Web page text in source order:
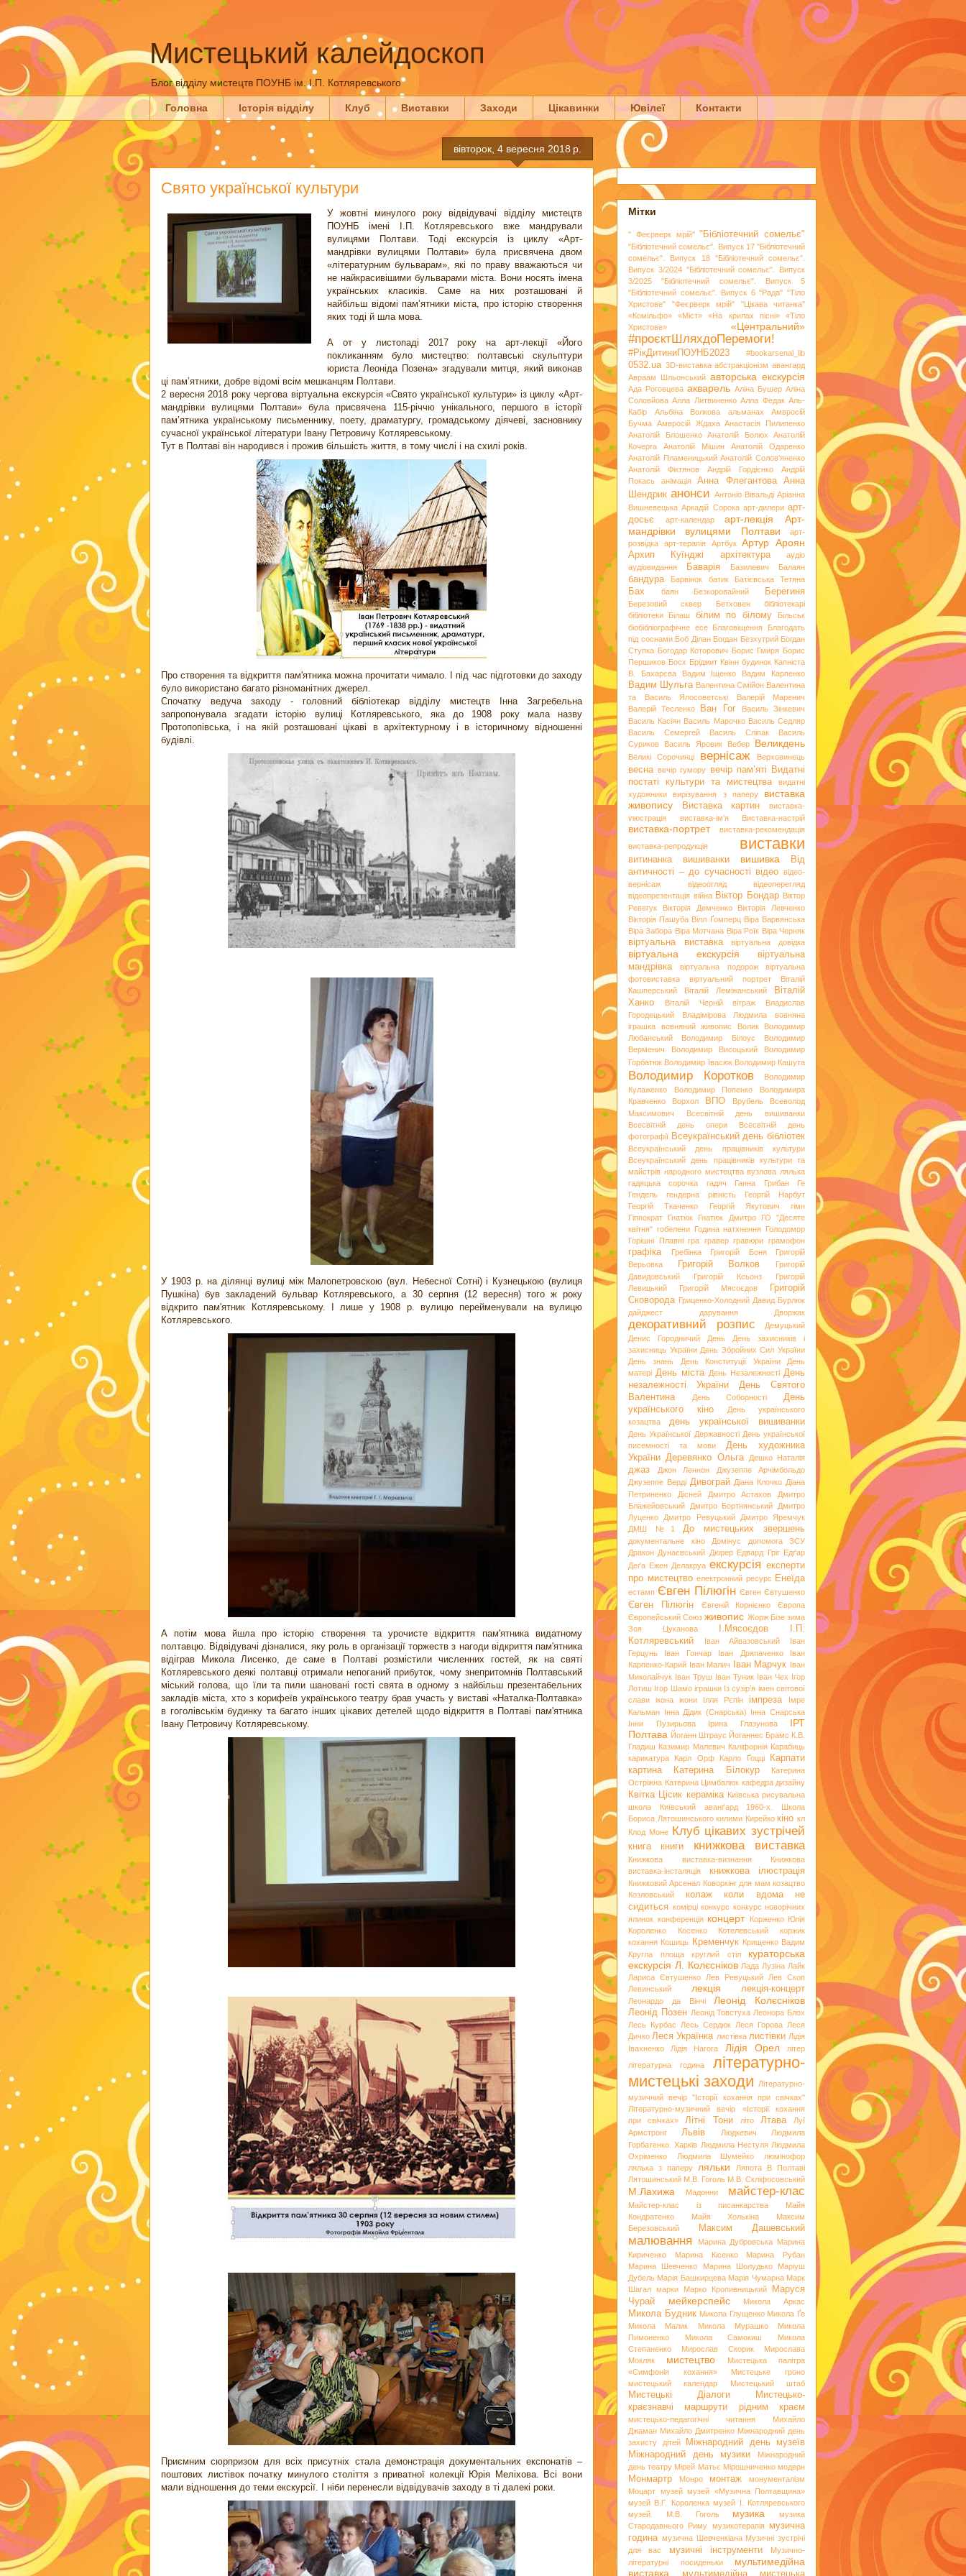
Мистецький калейдоскоп
Блог відділу мистецтв ПОУНБ ім. І.П. Котляревського
Головна Історія відділу Клуб Виставки Заходи Цікавинки Ювілеї Контакти
вівторок, 4 вересня 2018 р.
Свято української культури
У жовтні минулого року відвідувачі відділу мистецтв
ПОУНБ імені І.П. Котляревського вже мандрували
вулицями Полтави. Тоді екскурсія із циклу «Арт-
мандрівки вулицями Полтави» була присвячена двом
«літературним бульварам», які по праву вважаються чи
не найкрасивішими бульварами міста. Вони носять імена
українських класиків. Саме на них розташовані й
найбільш відомі пам’ятники міста, про історію створення
яких тоді й шла мова.
А от у листопаді 2017 року на арт-лекції «Його
покликанням було мистецтво: полтавські скульптури
юриста Леоніда Позена» згадували митця, який виконав
ці пам’ятники, добре відомі всім мешканцям Полтави.
2 вересня 2018 року чергова віртуальна екскурсія «Свято української культури» із циклу «Арт-
мандрівки вулицями Полтави» була присвячена 115-річчю унікального, першого в історії
пам’ятника українському письменнику, поету, драматургу, громадському діячеві, засновнику
сучасної української літератури Івану Петровичу Котляревському.
Тут в Полтаві він народився і прожив більшість життя, в тому числі і на схилі років.
Про створення та відкриття пам'ятника можна прочитати чимало. І під час підготовки до заходу
було використано багато різноманітних джерел.
Спочатку ведуча заходу - головний бібліотекар відділу мистецтв Інна Загребельна
запропонувала згадати історію вулиці Котляревського, яка до 1908 року мала назву
Протопопівська, і на якій розташовані цікаві в архітектурному і в історичному відношенні
будівлі.
У 1903 р. на ділянці вулиці між Малопетровскою (вул. Небесної Сотні) і Кузнецькою (вулиця
Пушкіна) був закладений бульвар Котляревського, а 30 серпня (12 вересня) того ж року
відкрито пам'ятник Котляревському. І лише у 1908 р. вулицю перейменували на вулицю
Котляревського.
А потім мова йшла про історію створення та урочисте відкриття пам'ятника видатному
полтавцю. Відвідувачі дізналися, яку роль в організації торжеств з нагоди відкриття пам'ятника
відіграв Микола Лисенко, де саме в Полтаві розмістили численних гостей, як на святі
Котляревського деякі полтавці отримали непоганий прибуток, чому знепритомнів Полтавський
міський голова, що їли та пили шановані гості свята в одному з найбільш презентабельних
закладів міста, хто з корифеїв українського театру брав участь у виставі «Наталка-Полтавка»
в гоголівськім будинку та багато інших цікавих детелей щодо відкриття в Полтаві пам'ятника
Івану Петровичу Котляревському.
Приємним сюрпризом для всіх присутніх стала демонстрація документальних експонатів –
поштових листівок початку минулого століття з приватної колекції Юрія Меліхова. Всі вони
мали відношення до теми екскурсії. І ніби перенесли відвідувачів заходу в ті далекі роки.
Мітки
" Феєрверк мрій" "Бібліотечний сомельє"
"Бібліотечний сомельє". Випуск 17 "Бібліотечний
сомельє". Випуск 18
"Бібліотечний сомельє".
Випуск 3/2024 "Бібліотечний сомельє". Випуск
3/2025
"Бібліотечний сомельє". Випуск 5
"Бібліотечний сомельє". Випуск 6 "Рада" "Тіло
Христове"
"Феєрверк мрій"
"Цікава читанка"
«Комільфо»
«Міст» «На крилах пісні»
«Тіло
Христове»
«Центральний»
#проєктШляхдоПеремоги!
#РікДитиниПОУНБ2023 #bookarsenal_lib
0532.ua 3D-виставка абстракціонізм авангард
Авраам Шльонський авторська екскурсія
Ада Роговцева акварель Аліна Бушер Аліна
Соловйова Алла Литвиненко Алла Федак Аль-
Кабір
Альбіна Волкова альманах
Амвросій
Бучма Амвросій Ждаха Анастасія Пилипенко
Анатолій Блошенко
Анатолій Болюх
Анатолій
Кочерга
Анатолій Мішин
Анатолій Одаренко
Анатолій Пламеницький Анатолій Солов’яненко
Анатолій Фіктянов
Андрій Гордієнко
Андрій
Покась
анімація Анна Флегантова
Анна
Шендрик анонси Антоніо Вівальді Аріанна
Вишневецька Аркадій Сорока арт-дилери арт-
досьє
арт-календар арт-лекція
Арт-
мандрівки вулицями Полтави
арт-
розвідка
арт-терапія Артбук Артур Ароян
Архип Куїнджі архітектура
аудіо
аудіовидання
Баварія Базилевич Балаян
бандура Барвінок батик Батієвська Тетяна
Бах баян Безкоровайний Берегиня
Березовий сквер Бетховен
бібліотекарі
бібліотеки
Білаш білим по білому
Більськ
біобібліографічне есе
Благовіщення
Благодать
під соснами Боб Ділан Богдан Безхутрий Богдан
Ступка Богодар Которович Борис Гмиря Борис
Першиков Босх Бріджит Квінн будинок Капніста
В. Бахарєва
Вадим Іщенко Вадим Карпенко
Вадим Шульга Валентина Сімійон Валентина
та Василь Ялосоветські
Валерій Маренич
Валерій Тесленко
Ван Гог
Василь Зінкевич
Василь Касіян Василь Марочко Василь Седляр
Василь Семергей
Василь Сліпак
Василь
Суриков
Василь Яровик Вебер Великдень
Великі Сорочинці вернісаж Верховинець
весна вечір гумору вечір пам’яті
Видатні
постаті культури та мистецтва
видатні
художники
вирізування з паперу
виставка
живопису
Виставка картин
виставка-
ілюстрація
виставка-ім'я Виставка-настрій
виставка-портрет
виставка-рекомендація
виставка-репродукція
виставки
витинанка вишиванки вишивка
Від
античності – до сучасності відео відео-
вернісаж
відеоогляд
відеоперегляд
відеопрезентація війна Віктор Бондар Віктор
Ревегук
Вікторія Демченко
Вікторія Левченко
Вікторія Пашуба Вілл Ґомперц Віра Варвянська
Віра Забора Віра Мотчана Віра Роїк Віра Черняк
віртуальна виставка віртуальна довідка
віртуальна екскурсія
віртуальна
мандрівка
віртуальна подорож
віртуальна
фотовиставка
віртуальний портрет
Віталій
Кашперський
Віталій Леміжанський
Віталій
Ханко
Віталій Черній вітраж
Владислав
Городецький
Владімірова Людмила
вовняна
іграшка
вовняний живопис Волик
Володимир
Любанський
Володимир Білоус
Володимир
Верменич
Володимир Висоцький
Володимир
Горбатюк Володимир Івасюк Володимир Кашута
Володимир Коротков
Володимир
Кулаженко
Володимир Попенко
Володимира
Кравченко
Ворхол ВПО Врубель
Всеволод
Максимович
Всесвітній день вишиванки
Всесвітній день опери
Всесвітній день
фотографії Всеукраїнський день бібліотек
Всеукраїнський день працівників культури
Всеукраїнський день працівників культури та
майстрів народного мистецтва вузлова лялька
гадяцька сорочка
гадяч Ганна Грибан
Ге
Гендель
гендерна рівність
Георгій Нарбут
Георгій Ткаченко
Георгій Якутович
гімн
Гіппократ
Гнатюк Гнатюк Дмитро
ГО "Десяте
квітня" гобелени Година натхнення Голодомор
Горішні Плавні гра гравер гравюри грамофон
графіка Гребінка Григорій Боня
Григорій
Верьовка
Григорій Волков
Григорій
Давидовський
Григорій Ксьонз
Григорій
Левицький
Григорій Мясоєдов
Григорій
Сковорода Гриценко-Холодний Давид Бурлюк
дайджест
дарування Дворжак
декоративний розпис
Демуцький
Денис Городничий
День
День захисників і
захисниць України День Збройних Сил України
День знань
День Конституції України
День
матері День міста День Незалежності День
незалежності України
День Святого
Валентина
День Соборності
День
українського кіно
День українського
козацтва
день української вишиванки
День Української Державності День української
писемності та мови
День художника
України Деревянко Ольга Дешко Наталія
джаз Джон Леннон
Джузеппе Арчімбольдо
Джузеппе Верді Дивограй Діана Клочко Діана
Петриненко
Дісней Дмитро Астахов
Дмитро
Блажейовський
Дмитро Бортнянський
Дмитро
Луценко
Дмитро Ревуцький
Дмитро Яремчук
ДМШ №1
До мистецьких звершень
документальне кіно Домінус
допомога ЗСУ
Дракон Дунаєвський Дюрер Едвард Гріг Едґар
Деґа Ежен Делакруа екскурсія експерти
про мистецтво електронний ресурс Енеїда
естамп Євген Пілюгін Євген Євтушенко
Євген Пілюгін Євгеній Корнієнко
Європа
Європейський Союз живопис Жорж Бізе зима
Зоя Цуканова
І.Мясоєдов
І.П.
Котляревський
Іван Айвазовський
Іван
Герцунь
Іван Гончар Іван Дряпаченко
Іван
Карпенко-Карий Іван Малич Іван Марчук Іван
Миколайчук Іван Труш Іван Туник Іван Чех Ігор
Лотиш Ігор Шамо іграшки Із сузір’я імен світової
слави
ікона ікони Ілля Рєпін імпреза
Імре
Кальман Інна Дідик (Снарська) Інна Снарська
Інни Пузирьова
Ірина Глазунова
ІРТ
Полтава Йоганн Штраус Йоганнес Брамс К.В.
Гладиш Казимир Малевич Каліфорнія Карабиць
карикатура
Карл Орф Карло Ґоцці
Карпати
картина
Катерина Білокур
Катерина
Остріжна Катерина Цимбалюк кафедра дизайну
Квітка Цісик кераміка Київська рисувальна
школа
Київський аванґард 1960-х. Школа
Бориса Лятошинського килими Кирейко кіно кл
Клод Моне
Клуб цікавих зустрічей
книга книги книжкова виставка
Книжкова виставка-визнання
Книжкова
виставка-інсталяція
книжкова ілюстрація
Книжковий Арсенал Коворкінг для мам козацтво
Козловський
колаж
коли вдома не
сидиться комірці конкурс конкурс новорічних
ялинок конференція концерт
Корженко Юлія
Короленко
Косенко
Котелевський коржик
кохання Кошиць Кременчук Крищенко Вадим
Кругла площа
круглий стіл
кураторська
екскурсія Л. Колєсніков Лада Лузіна Лайк
Лариса Євтушенко
Лев Ревуцький
Лев Скоп
Левинський
лекція лекція-концерт
Леонардо да Вінчі Леонід Колєсніков
Леонід Позен Леонід Товстуха Леонора Блох
Лесь Курбас
Лесь Сердюк Леся Горова Леся
Дичко Леся Українка листівка листівки Лідія
Івахненко
Лідія Нагога Лідія Орел
літер
літературна година
літературно-
мистецькі заходи
Літературно-
музичний вечір "Історії кохання при свічках"
Літературно-музичний вечір «Історії кохання
при свічках»
Літні Тони літо Лтава
Луї
Армстронг
Львів Людкевич
Людмила
Горбатенко. Харків Людмила Нестуля Людмила
Охріменко
Людмила Шумейко
люмінофор
лялька з паперу
ляльки
Ляпота В Полтаві
Лятошинський М.В. Гоголь М.В. Скліфосовський
М.Лахижа Мадонни майстер-клас
Майстер-клас із писанкарства
Майя
Кондратенко
Майя Холькіна
Максим
Березовський
Максим Дашевський
малювання Марина Дубровська Марина
Кириченко
Марина Кісенко
Марина Рубан
Марина Шевченко
Марина Шолудько
Маріуш
Дубель Марія Башкирцева Марія Чумарна Марк
Шагал марки Марко Кропивницький
Маруся
Чурай
мейкерспейс Микола Аркас
Микола Будник Микола Глущенко Микола Ґе
Микола Малик
Микола Мурашко
Микола
Пимоненко
Микола Самокиш
Микола
Степаненко
Мирослав Скорик
Мирослава
Мокляк
мистецтво
Мистецька палітра
«Симфонія кохання»
Мистецьке гроно
мистецький календар
Мистецький штаб
Мистецькі Діалоги
Мистецько-
краєзнавчі маршрути рідним краєм
мистецько-педагогічні читання
Михайло
Джаман Михайло Дмитренко Міжнародний день
захисту дітей
Міжнародний день музеїв
Міжнародний день музики
Міжнародний
день театру Мірей Матьє Мірошниченко модерн
Монмартр Монро монтаж
монументалізм
Моцарт музей музей «Музична Полтавщина»
музей В.Г. Короленка музей І. Котляревського
музей. М.В. Гоголь
музика
музика
Стародавнього Риму музикотерапія
музична
година музична Шевченкіана Музичні зустрічі
для вас
музичні інструменти
Музично-
літературні посиденьки
мультимедійна
виставка
мультимедійна мистецька